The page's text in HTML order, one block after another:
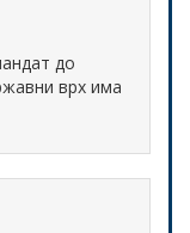
до
врх има